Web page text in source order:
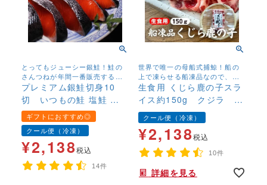
とってもジューシー銀鮭！鮭の
さんつねが年間一番販売する鮭
です。
プレミアム銀鮭切身10
切 いつもの鮭 塩鮭 新
巻鮭 さけ サケ しゃけ
ギフトにおすすめ◎
クール便（冷凍）
¥2,138税込
14件
世界で唯一の母船式捕鯨！船の
上で凍らせる船凍品なので、鮮
度抜群です！
生食用 くじら鹿の子スラ
イス約150g クジラ
鯨 鯨肉 かのこ 刺
身 スライス済 高たん
ぱく 低脂質 ニタリく
じら ニタリクジラ
クール便（冷凍）
¥2,138税込
10件
詳細を見る